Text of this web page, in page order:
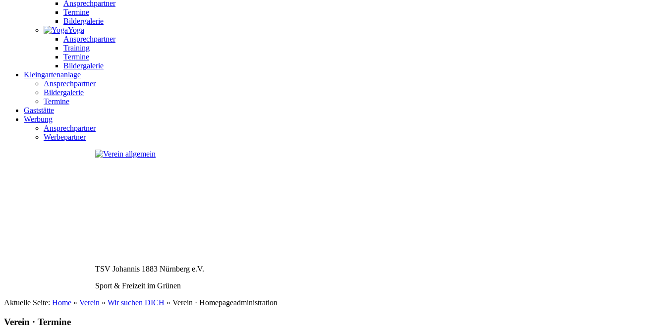
Ansprechpartner
Termine
Bildergalerie
Yoga
Ansprechpartner
Training
Termine
Bildergalerie
Kleingartenanlage
Ansprechpartner
Bildergalerie
Termine
Gaststätte
Werbung
Ansprechpartner
Werbepartner
TSV Johannis 1883 Nürnberg e.V.
Sport & Freizeit im Grünen
Aktuelle Seite: Home » Verein » Wir suchen DICH » Verein · Homepageadministration
Verein · Termine